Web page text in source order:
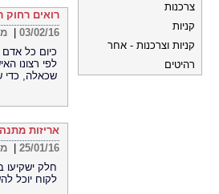
רואים רחוק
03/02/16
כיום כל
לפי רצונו
שכאלה, כדי
אריזות מתנה
25/01/16
חלק ישקיעו
לקוח יוכל
צרכנות
קניות
קניות וצרכנות - אחר
רהיטים